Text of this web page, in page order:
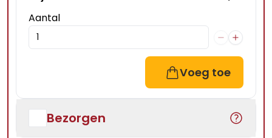
Aantal
Voeg toe
Bezorgen